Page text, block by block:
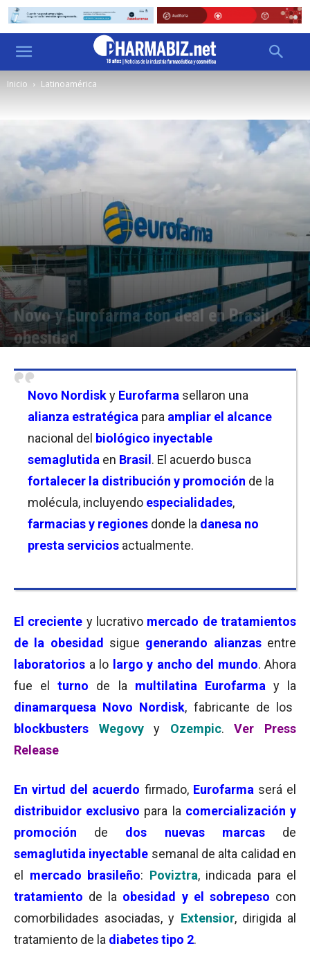
Inicio Latinoamérica
Novo y Eurofarma con deal en Brasil,
obesidad
Novo Nordisky Eurofarma sellaron una
alianza estratégica para ampliar el alcance
nacional del biológico inyectable
semaglutida en Brasil . El acuerdo busca
fortalecer la distribución y promoción de la
molécula, incluyendo especialidades,
farmacias y regiones donde la danesa no
presta servicios actualmente.
El creciente y lucrativo mercado de tratamientos
de la obesidad
sigue generando alianzas entre
laboratorios a lo largo y ancho del mundo. Ahora
fue elturno de la multilatina Eurofarma y la
dinamarquesa Novo Nordisk, fabricante de los
blockbusters
Wegovyy Ozempic.Ver Press
Release
En virtud del acuerdo firmado,Eurofarma será el
distribuidor exclusivo para la comercialización y
promoción de dos nuevas marcasde
semaglutida inyectable semanal de alta calidad en
el mercado brasileño: Poviztra, indicada para el
tratamiento de la obesidad y el sobrepeso con
comorbilidades asociadas, y Extensior, dirigida al
tratamiento de la diabetes tipo 2.